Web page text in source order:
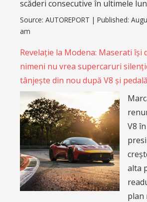
scăderi consecutive în ultimele
Source: AUTOREPORT | Published:
am
Revelație la Modena: Maserati își
nimeni nu vrea supercaruri
tânjește din nou după V8 și
V8
alta
plan